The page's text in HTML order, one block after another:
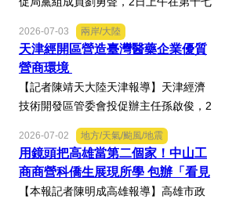
屆津台投資合作洽談會新聞發佈會上回
答記者提問關於天津在產業發展方面有
哪些突出優勢，目前台資企業在天津的
融合情況，未來還有哪些...
2026-07-03 兩岸/大陸
天津經開區營造臺灣醫藥企業優質
營商環境
【記者陳靖天大陸天津報導】天津經濟
技術開發區管委會投促辦主任孫啟俊，2
日上午在第十七屆津台投資合作洽談會
新聞發佈會上，說明天津市作為北方生
物醫藥產業高地，天津經開區能為臺灣
醫藥大健康行業的創業者和...
2026-07-02 地方/天氣/颱風/地震
用鏡頭把高雄當第二個家！中山工
商商營科僑生展現所學 包辦「看見
雄新之光」創意短片前三名
【本報記者陳明成高雄報導】高雄市政